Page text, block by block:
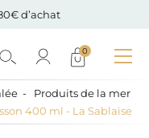
d’achat
0
Produits de la mer
400 ml - La Sablaise